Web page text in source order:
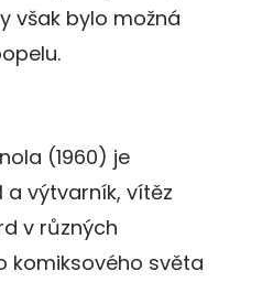
však bylo možná
(1960) je
výtvarník, vítěz
v různých
komiksového světa